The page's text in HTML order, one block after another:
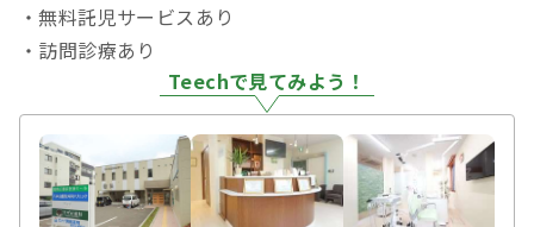
・無料託児サービスあり
・訪問診療あり
Teechで見てみよう！